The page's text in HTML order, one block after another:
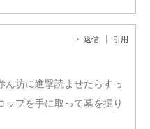
返信 引用
ん坊に進撃読ませたらすっ
プを手に取って墓を掘り